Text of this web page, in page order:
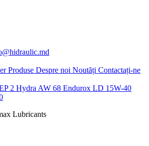
Produse Despre noi Noutăți Contactați-ne
2 Hydra AW 68 Endurox LD 15W-40
Lubricants